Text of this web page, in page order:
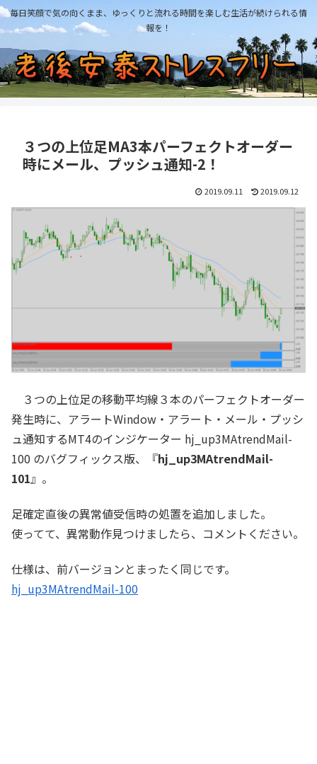
毎日笑顔で気の向くまま、ゆっくりと流れる時間を楽しむ生活が続けられる情
報を！
３つの上位足MA3本パーフェクトオーダー
時にメール、プッシュ通知-2！
2019.09.11 2019.09.12
３つの上位足の移動平均線３本のパーフェクトオーダー
発生時に、アラートWindow・アラート・メール・プッシ
ュ通知するMT4のインジケーター hj_up3MAtrendMail-
100 のバグフィックス版、『hj_up3MAtrendMail-
101』。
足確定直後の異常値受信時の処置を追加しました。
使ってて、異常動作見つけましたら、コメントください。
仕様は、前バージョンとまったく同じです。
hj_up3MAtrendMail-100